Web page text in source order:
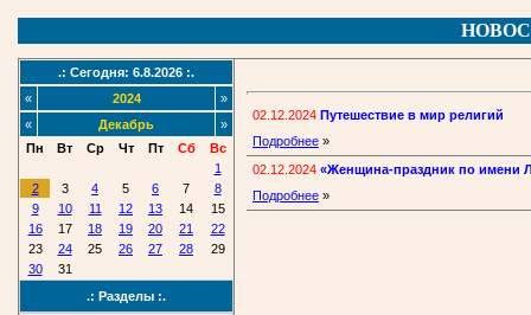
.: Сегодня: 6.8.2026 :.
«
2024
»
«
Декабрь
»
Пн
Вт Ср Чт Пт Сб
Вс
1
2
3 4 5 6 7
8
9
10 11 12 13 14
15
16
17 18 19 20 21
22
23
24 25 26 27 28
29
30
31
.: Разделы :.
02.12.2024 Путешествие в мир религий
Подробнее »
02.12.2024 «Женщина-праздник по имени
Подробнее »